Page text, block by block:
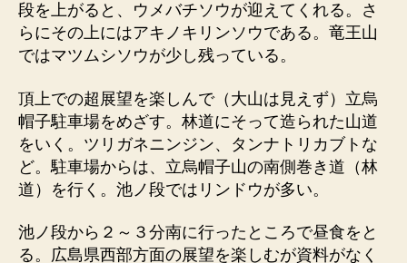
段を上がると、ウメバチソウが迎えてくれる。さ
らにその上にはアキノキリンソウである。竜王山
ではマツムシソウが少し残っている。
頂上での超展望を楽しんで（大山は見えず）立烏
帽子駐車場をめざす。林道にそって造られた山道
をいく。ツリガネニンジン、タンナトリカブトな
ど。駐車場からは、立烏帽子山の南側巻き道（林
道）を行く。池ノ段ではリンドウが多い。
池ノ段から２～３分南に行ったところで昼食をと
る。広島県西部方面の展望を楽しむが資料がなく